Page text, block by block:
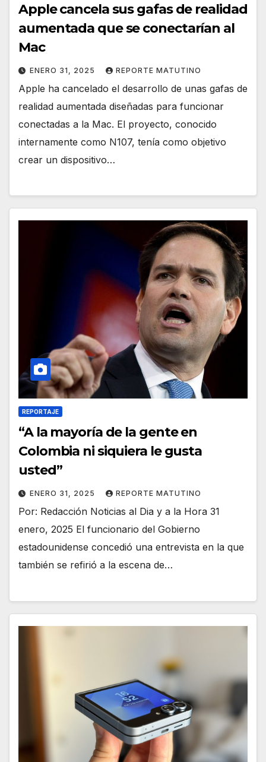
Apple cancela sus gafas de realidad
aumentada que se conectarían al
Mac
ENERO 31, 2025 REPORTE MATUTINO
Apple ha cancelado el desarrollo de unas gafas de
realidad aumentada diseñadas para funcionar
conectadas a la Mac. El proyecto, conocido
internamente como N107, tenía como objetivo
crear un dispositivo…
REPORTAJE
“A la mayoría de la gente en
Colombia ni siquiera le gusta
usted”
ENERO 31, 2025 REPORTE MATUTINO
Por: Redacción Noticias al Dia y a la Hora 31
enero, 2025 El funcionario del Gobierno
estadounidense concedió una entrevista en la que
también se refirió a la escena de…